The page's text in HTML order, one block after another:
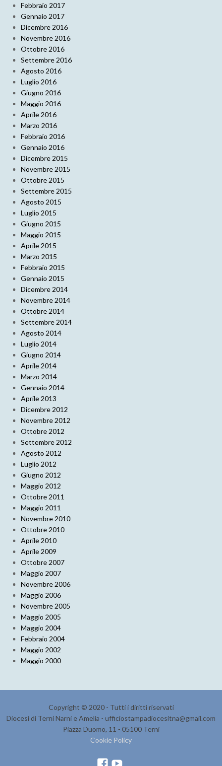
Febbraio 2017
Gennaio 2017
Dicembre 2016
Novembre 2016
Ottobre 2016
Settembre 2016
Agosto 2016
Luglio 2016
Giugno 2016
Maggio 2016
Aprile 2016
Marzo 2016
Febbraio 2016
Gennaio 2016
Dicembre 2015
Novembre 2015
Ottobre 2015
Settembre 2015
Agosto 2015
Luglio 2015
Giugno 2015
Maggio 2015
Aprile 2015
Marzo 2015
Febbraio 2015
Gennaio 2015
Dicembre 2014
Novembre 2014
Ottobre 2014
Settembre 2014
Agosto 2014
Luglio 2014
Giugno 2014
Aprile 2014
Marzo 2014
Gennaio 2014
Aprile 2013
Dicembre 2012
Novembre 2012
Ottobre 2012
Settembre 2012
Agosto 2012
Luglio 2012
Giugno 2012
Maggio 2012
Ottobre 2011
Maggio 2011
Novembre 2010
Ottobre 2010
Aprile 2010
Aprile 2009
Ottobre 2007
Maggio 2007
Novembre 2006
Maggio 2006
Novembre 2005
Maggio 2005
Maggio 2004
Febbraio 2004
Maggio 2002
Maggio 2000
Copyright © 2020 - Tutti i diritti riservati
Diocesi di Terni Narni e Amelia - ufficiostampadiocesitna@gmail.com
Piazza Duomo, 11 - 05100 Terni
Cookie Policy